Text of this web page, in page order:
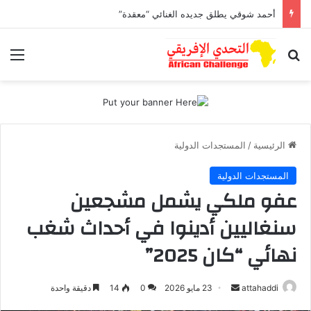
أحمد شوقي يطلق جديده الغنائي “معقدة”
بحث عن
الرئيسية / المستجدات الدولية
المستجدات الدولية
عفو ملكي يشمل مشجعين
سنغاليين أدينوا في أحداث شغب
نهائي “كان 2025”
attahaddi 23 مايو 2026 0
14 دقيقة واحدة